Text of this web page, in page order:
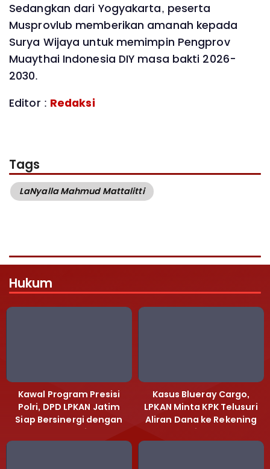
Sedangkan dari Yogyakarta, peserta
Musprovlub memberikan amanah kepada
Surya Wijaya untuk memimpin Pengprov
Muaythai Indonesia DIY masa bakti 2026-
2030.
Editor : Redaksi
Tags
LaNyalla Mahmud Mattalitti
Hukum
Kawal Program Presisi
Polri, DPD LPKAN Jatim
Siap Bersinergi dengan
Polda Jatim
Kasus Blueray Cargo,
LPKAN Minta KPK Telusuri
Aliran Dana ke Rekening
Heri Black